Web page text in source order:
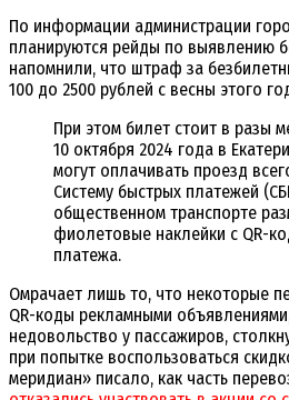
По информации администрации
планируются рейды по выявлению
напомнили, что штраф за
100 до 2500 рублей с весны этого
При этом билет стоит в разы
10 октября 2024 года в
могут оплачивать проезд
Систему быстрых платежей
общественном транспорте
фиолетовые наклейки с QR-
платежа.
Омрачает лишь то, что некоторые
QR-коды рекламными
недовольство у пассажиров,
при попытке воспользоваться
меридиан» писало, как часть